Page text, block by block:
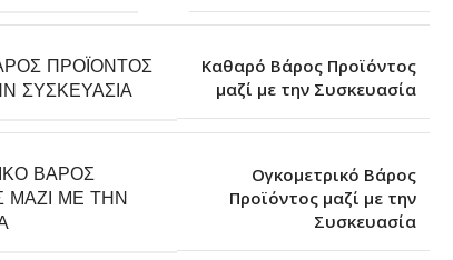
ΠΡΟΪΌΝΤΟΣ
ΣΥΣΚΕΥΑΣΊΑ
Καθαρό Βάρος Προϊόντος
μαζί με την Συσκευασία
ΒΆΡΟΣ
ΜΑΖΊ ΜΕ ΤΗΝ
Ογκομετρικό Βάρος
Προϊόντος μαζί με την
Συσκευασία